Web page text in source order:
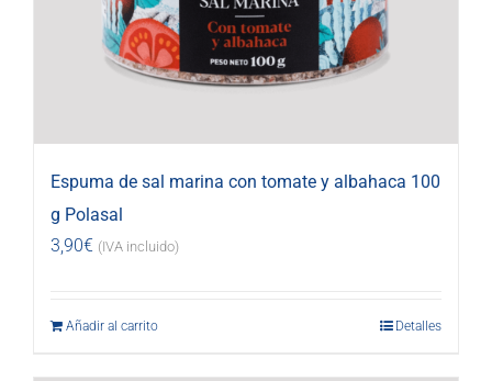
Espuma de sal marina con tomate y albahaca 100
g Polasal
3,90€ (IVA incluido)
Añadir al carrito Detalles